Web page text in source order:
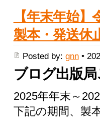
【年末年始
製本・発送休
Posted by: gnn•
ブログ出版
2025年年末～
下記の期間、製